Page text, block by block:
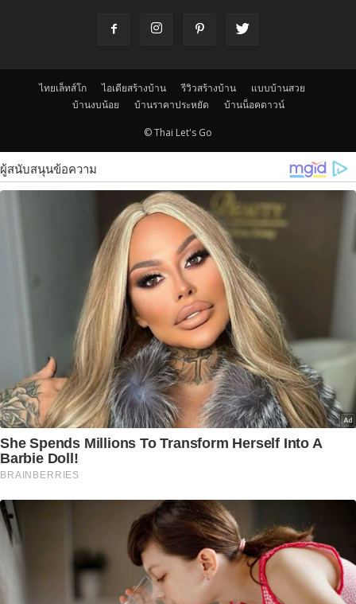
ไทยเล็ทส์โก ไอเดียสร้างบ้าน รีวิวสร้างบ้าน
แบบบ้านสวย
บ้านงบน้อย
บ้านราคาประหยัด บ้านน็อคดาวน์
© Thai Let's Go